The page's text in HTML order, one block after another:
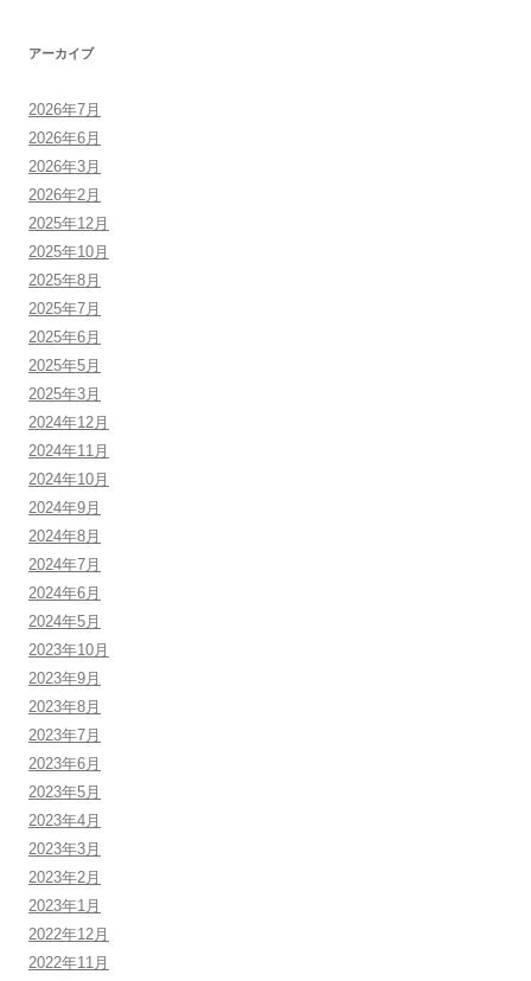
アーカイブ
2026年7月
2026年6月
2026年3月
2026年2月
2025年12月
2025年10月
2025年8月
2025年7月
2025年6月
2025年5月
2025年3月
2024年12月
2024年11月
2024年10月
2024年9月
2024年8月
2024年7月
2024年6月
2024年5月
2023年10月
2023年9月
2023年8月
2023年7月
2023年6月
2023年5月
2023年4月
2023年3月
2023年2月
2023年1月
2022年12月
2022年11月